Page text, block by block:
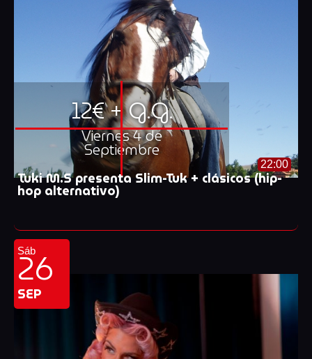
12€ + G.G.
Viernes 4 de
Septiembre
22:00
Tuki M.S presenta Slim-Tuk + clásicos (hip-
hop alternativo)
Sáb
26
SEP